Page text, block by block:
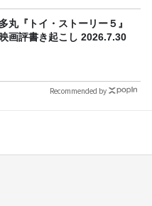
丸『トイ・ストーリー５』
画評書き起こし 2026.7.30
Recommended by